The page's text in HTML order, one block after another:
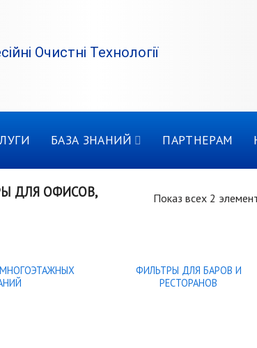
Очистні Технології
БАЗА ЗНАНИЙ ПАРТНЕРАМ
ДЛЯ ОФИСОВ,
Показ всех 2
ФИЛЬТРЫ ДЛЯ БАРОВ И
РЕСТОРАНОВ